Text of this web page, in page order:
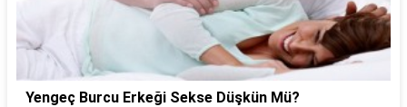
Yengeç Burcu Erkeği Sekse Düşkün Mü?